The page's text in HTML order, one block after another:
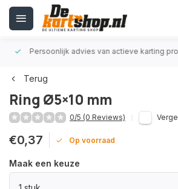
Persoonlijk advies van actieve karting
Terug
Ring Ø5×10 mm
0/5 (0 Reviews)
€0,37 Op voorraad
Maak een keuze